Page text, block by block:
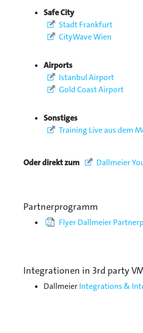
Safe City
Stadt Frankfurt
CityWave Wien
Airports
Istanbul Airport
Gold Coast Airport
Sonstiges
Training Live aus dem
Oder direkt zum Dallmeier
Partnerprogramm
Flyer Dallmeier
Integrationen in 3rd party
DallmeierIntegrations &